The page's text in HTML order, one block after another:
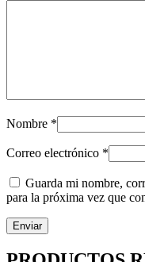
Nombre *
Correo electrónico *
Guarda mi nombre,
para la próxima vez que